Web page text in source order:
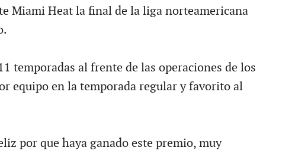
Miami Heat la final de la liga norteamericana
temporadas al frente de las operaciones de los
equipo en la temporada regular y favorito al
por que haya ganado este premio, muy